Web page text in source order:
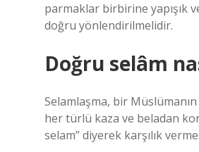
parmaklar birbirine yapışık
doğru yönlendirilmelidir.
Doğru selâm
Selamlaşma, bir
her türlü kaza ve beladan
selam” diyerek karşılık